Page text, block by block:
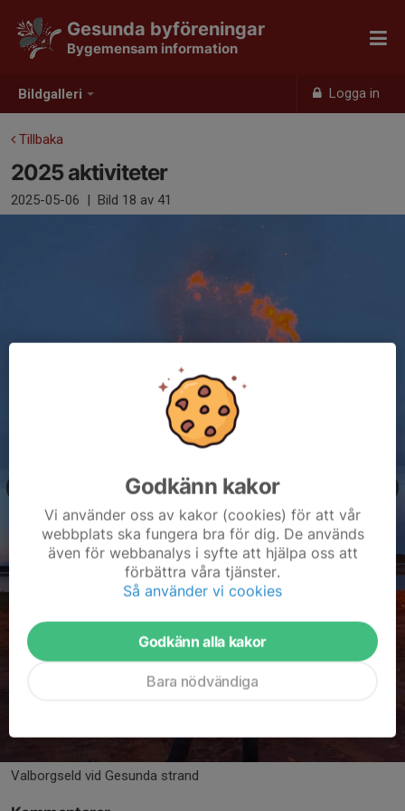
Bildgalleri Logga in
Gesunda byföreningar
Bygemensam information
Tillbaka
2025 aktiviteter
2025-05-06 | Bild 18 av 41
Valborgseld vid Gesunda strand
Godkänn kakor
Vi använder oss av kakor (cookies) för att vår
webbplats ska fungera bra för dig. De används
även för webbanalys i syfte att hjälpa oss att
förbättra våra tjänster.
Så använder vi cookies
Godkänn alla kakor
Bara nödvändiga